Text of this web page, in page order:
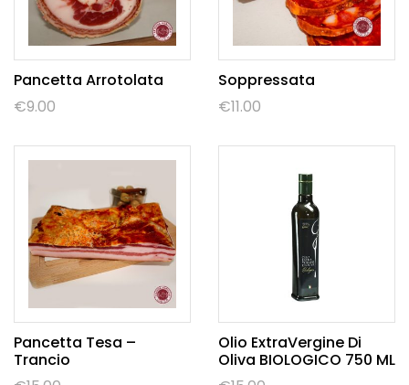
Pancetta Arrotolata
€9.00
Soppressata
€11.00
Pancetta Tesa –
Trancio
Olio ExtraVergine Di
Oliva BIOLOGICO 750 ML